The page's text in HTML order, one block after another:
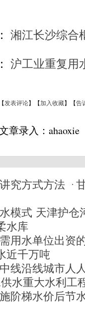
湘江长沙综合
沪工业重复用
【发表评论】【加入收藏】【告
章录入：
究方式方法
模式 天津护仓
水库
用水单位出资
近千万吨
线沿线城市人
水重大水利工
阶梯水价后节